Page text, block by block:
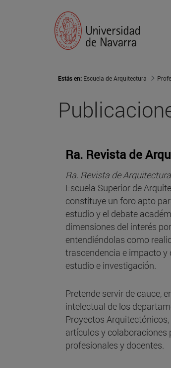
Estás en: Escuela de Arquitectura
Ra. Revista de
Ra. Revista de Arquitectura
Escuela Superior de
constituye un foro apto
estudio y el debate
dimensiones del interés
entendiéndolas como
trascendencia e impacto
estudio e investigación.
Pretende servir de cauce,
intelectual de los
Proyectos
artículos y
profesionales y docentes.